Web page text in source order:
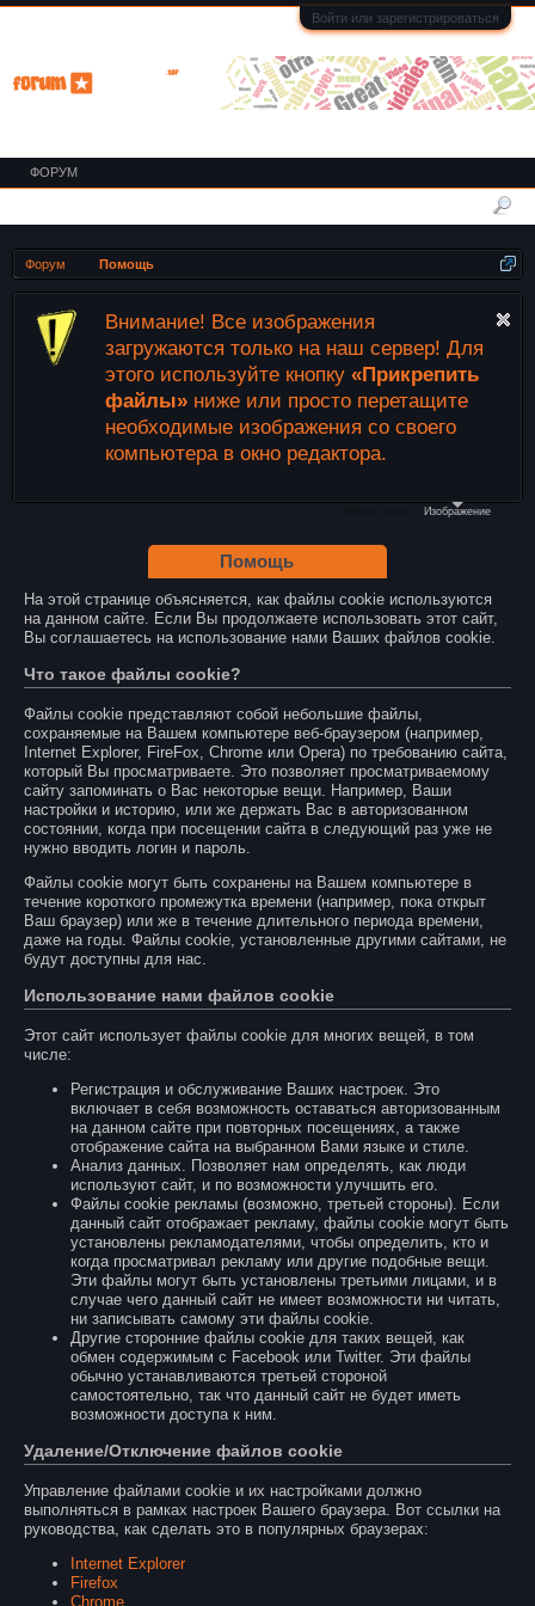
Войти или зарегистрироваться
Форум Помощь
Внимание! Все изображения
загружаются только на наш сервер! Для
этого используйте кнопку «Прикрепить
файлы» ниже или просто перетащите
необходимые изображения со своего
компьютера в окно редактора.
Изображение
Помощь
На этой странице объясняется, как файлы cookie используются
на данном сайте. Если Вы продолжаете использовать этот сайт,
Вы соглашаетесь на использование нами Ваших файлов cookie.
Что такое файлы cookie?
Файлы cookie представляют собой небольшие файлы,
сохраняемые на Вашем компьютере веб-браузером (например,
Internet Explorer, FireFox, Chrome или Opera) по требованию сайта,
который Вы просматриваете. Это позволяет просматриваемому
сайту запоминать о Вас некоторые вещи. Например, Ваши
настройки и историю, или же держать Вас в авторизованном
состоянии, когда при посещении сайта в следующий раз уже не
нужно вводить логин и пароль.
Файлы cookie могут быть сохранены на Вашем компьютере в
течение короткого промежутка времени (например, пока открыт
Ваш браузер) или же в течение длительного периода времени,
даже на годы. Файлы cookie, установленные другими сайтами, не
будут доступны для нас.
Использование нами файлов cookie
Этот сайт использует файлы cookie для многих вещей, в том
числе:
Регистрация и обслуживание Ваших настроек. Это
включает в себя возможность оставаться авторизованным
на данном сайте при повторных посещениях, а также
отображение сайта на выбранном Вами языке и стиле.
Анализ данных. Позволяет нам определять, как люди
используют сайт, и по возможности улучшить его.
Файлы cookie рекламы (возможно, третьей стороны). Если
данный сайт отображает рекламу, файлы cookie могут быть
установлены рекламодателями, чтобы определить, кто и
когда просматривал рекламу или другие подобные вещи.
Эти файлы могут быть установлены третьими лицами, и в
случае чего данный сайт не имеет возможности ни читать,
ни записывать самому эти файлы cookie.
Другие сторонние файлы cookie для таких вещей, как
обмен содержимым с Facebook или Twitter. Эти файлы
обычно устанавливаются третьей стороной
самостоятельно, так что данный сайт не будет иметь
возможности доступа к ним.
Удаление/Отключение файлов cookie
Управление файлами cookie и их настройками должно
выполняться в рамках настроек Вашего браузера. Вот ссылки на
руководства, как сделать это в популярных браузерах:
Internet Explorer
Firefox
Chrome
ФОРУМ